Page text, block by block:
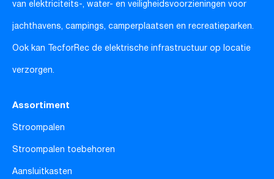
van elektriciteits-, water- en veiligheidsvoorzieningen voor
jachthavens, campings, camperplaatsen en recreatieparken.
Ook kan TecforRec de elektrische infrastructuur op locatie
verzorgen.
Assortiment
Stroompalen
Stroompalen toebehoren
Aansluitkasten